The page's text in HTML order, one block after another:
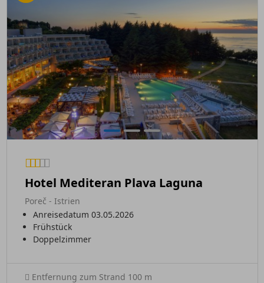
Hotel Mediteran Plava Laguna
Poreč - Istrien
Anreisedatum 03.05.2026
Frühstück
Doppelzimmer
Entfernung zum Strand 100 m